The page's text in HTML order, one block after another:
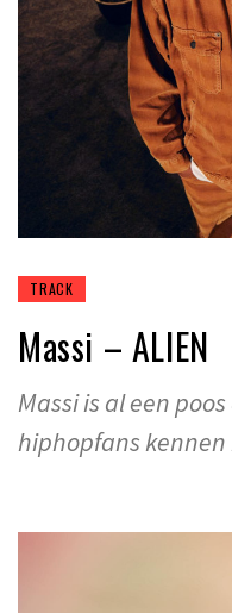
TRACK
Massi – ALIEN
Massi is al een
hiphopfans